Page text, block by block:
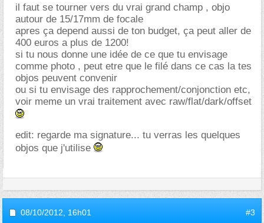
il faut se tourner vers du vrai grand champ , objo
autour de 15/17mm de focale
apres ça depend aussi de ton budget, ça peut aller de
400 euros a plus de 1200!
si tu nous donne une idée de ce que tu envisage
comme photo , peut etre que le filé dans ce cas la tes
objos peuvent convenir
ou si tu envisage des rapprochement/conjonction etc,
voir meme un vrai traitement avec raw/flat/dark/offset
edit: regarde ma signature... tu verras les quelques
objos que j'utilise
08/10/2012, 16h01 #3